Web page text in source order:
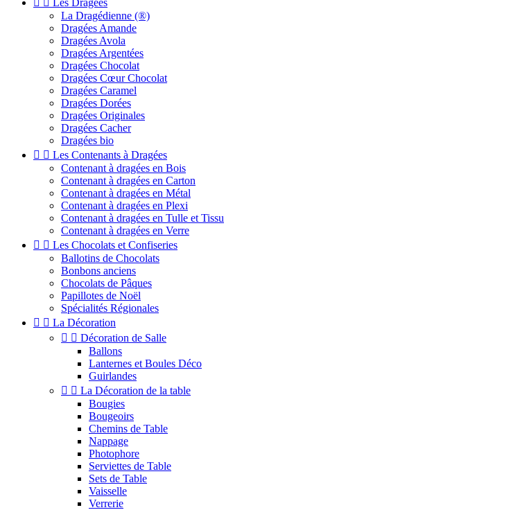
  Les Dragées
La Dragédienne (®)
Dragées Amande
Dragées Avola
Dragées Argentées
Dragées Chocolat
Dragées Cœur Chocolat
Dragées Caramel
Dragées Dorées
Dragées Originales
Dragées Cacher
Dragées bio
  Les Contenants à Dragées
Contenant à dragées en Bois
Contenant à dragées en Carton
Contenant à dragées en Métal
Contenant à dragées en Plexi
Contenant à dragées en Tulle et Tissu
Contenant à dragées en Verre
  Les Chocolats et Confiseries
Ballotins de Chocolats
Bonbons anciens
Chocolats de Pâques
Papillotes de Noël
Spécialités Régionales
  La Décoration
  Décoration de Salle
Ballons
Lanternes et Boules Déco
Guirlandes
  La Décoration de la table
Bougies
Bougeoirs
Chemins de Table
Nappage
Photophore
Serviettes de Table
Sets de Table
Vaisselle
Verrerie